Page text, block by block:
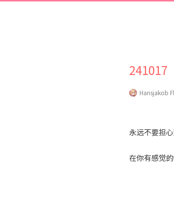
241017
Hansjakob
永远不要担
在你有感觉